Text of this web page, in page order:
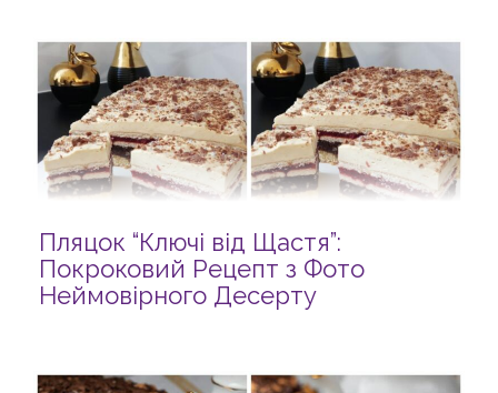
Пляцок “Ключі від Щастя”:
Покроковий Рецепт з Фото
Неймовірного Десерту